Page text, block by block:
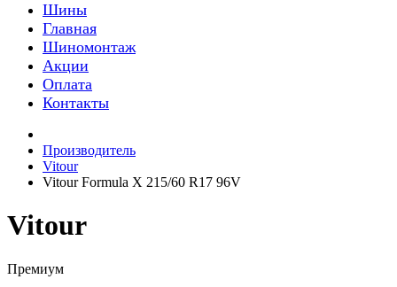
Шины
Главная
Шиномонтаж
Акции
Оплата
Контакты
Производитель
Vitour
Vitour Formula X 215/60 R17 96V
Vitour
Премиум